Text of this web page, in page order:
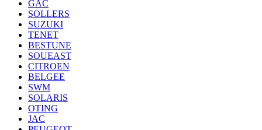
GAC
SOLLERS
SUZUKI
TENET
BESTUNE
SOUEAST
CITROEN
BELGEE
SWM
SOLARIS
OTING
JAC